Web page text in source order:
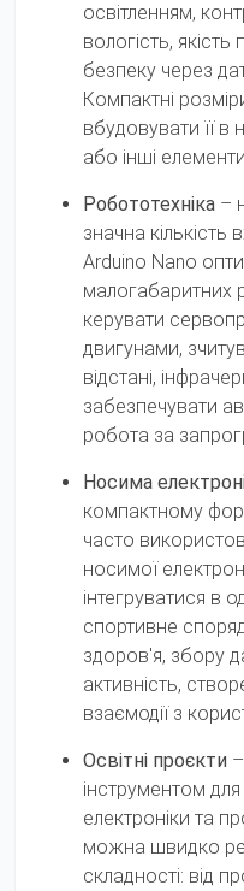
освітленням,
вологість,
безпеку через
Компактні
вбудовувати її в
або інші
Робототехніка –
значна кількість
Arduino Nano
малогабаритних
керувати
двигунами,
відстані,
забезпечувати
робота за
Носима
компактному
часто
носимої
інтегруватися в
спортивне
здоров'я, збору
активність,
взаємодії з
Освітні проєкти
інструментом
електроніки та
можна швидко
складності: від